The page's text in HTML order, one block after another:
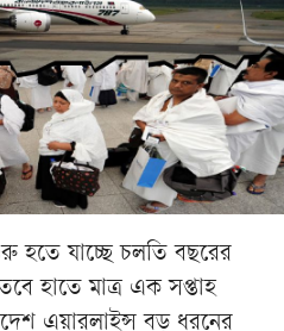
হতে যাচ্ছে চলতি বছরের
হাতে মাত্র এক সপ্তাহ
এয়ারলাইন্স বড় ধরনের